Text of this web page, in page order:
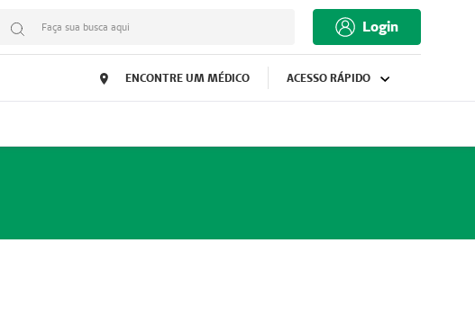
Faça sua busca aqui Login
ENCONTRE UM MÉDICO ACESSO RÁPIDO